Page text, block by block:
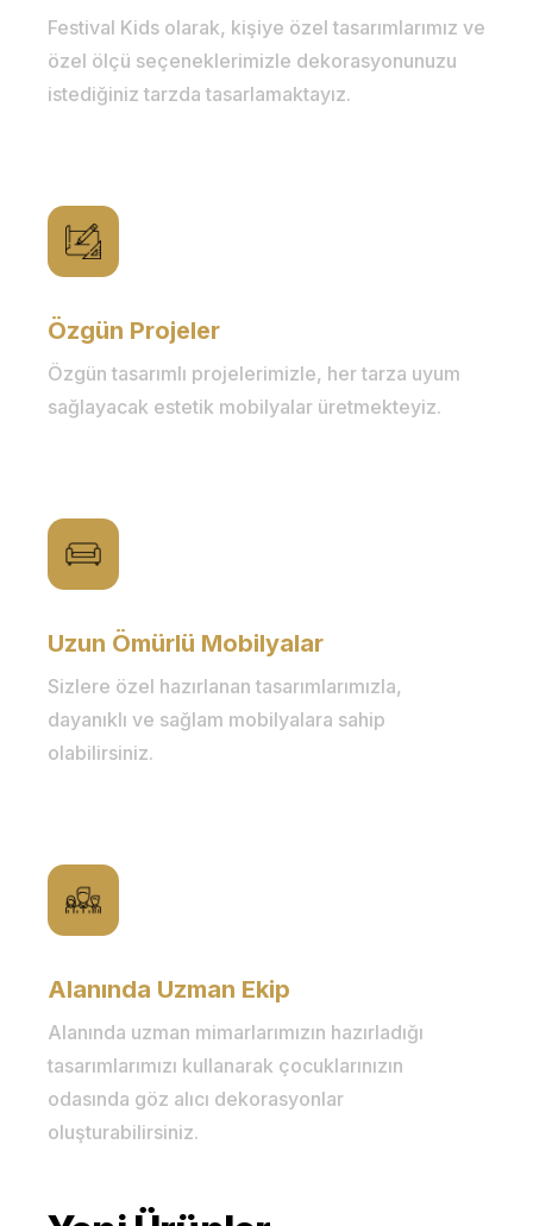
Festival Kids olarak, kişiye özel tasarımlarımız ve
özel ölçü seçeneklerimizle dekorasyonunuzu
istediğiniz tarzda tasarlamaktayız.
Özgün Projeler
Özgün tasarımlı projelerimizle, her tarza uyum
sağlayacak estetik mobilyalar üretmekteyiz.
Uzun Ömürlü Mobilyalar
Sizlere özel hazırlanan tasarımlarımızla,
dayanıklı ve sağlam mobilyalara sahip
olabilirsiniz.
Alanında Uzman Ekip
Alanında uzman mimarlarımızın hazırladığı
tasarımlarımızı kullanarak çocuklarınızın
odasında göz alıcı dekorasyonlar
oluşturabilirsiniz.